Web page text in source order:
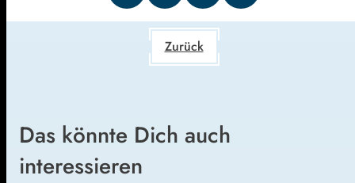
Zurück
Das könnte Dich auch
interessieren